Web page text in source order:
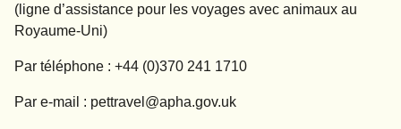
(ligne d’assistance pour les voyages avec animaux au
Royaume-Uni)
Par téléphone : +44 (0)370 241 1710
Par e-mail : pettravel@apha.gov.uk